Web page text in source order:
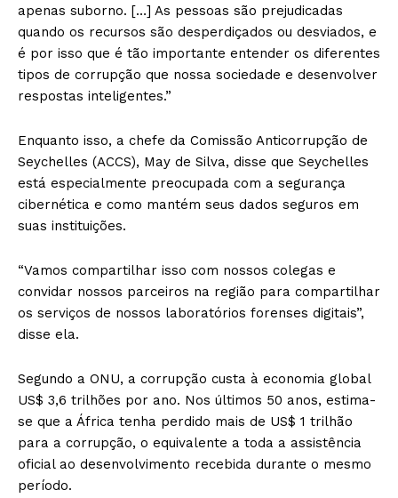
apenas suborno. […] As pessoas são prejudicadas
quando os recursos são desperdiçados ou desviados, e
é por isso que é tão importante entender os diferentes
tipos de corrupção que nossa sociedade e desenvolver
respostas inteligentes.”
Enquanto isso, a chefe da Comissão Anticorrupção de
Seychelles (ACCS), May de Silva, disse que Seychelles
está especialmente preocupada com a segurança
cibernética e como mantém seus dados seguros em
suas instituições.
“Vamos compartilhar isso com nossos colegas e
convidar nossos parceiros na região para compartilhar
os serviços de nossos laboratórios forenses digitais”,
disse ela.
Segundo a ONU, a corrupção custa à economia global
US$ 3,6 trilhões por ano. Nos últimos 50 anos, estima-
se que a África tenha perdido mais de US$ 1 trilhão
para a corrupção, o equivalente a toda a assistência
oficial ao desenvolvimento recebida durante o mesmo
período.